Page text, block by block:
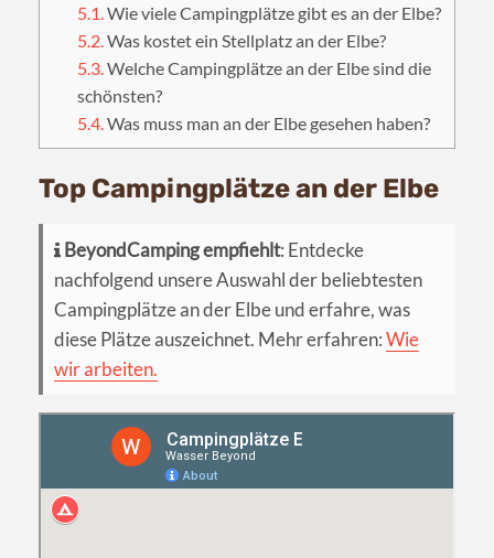
5.1.Wie viele Campingplätze gibt es an der Elbe?
5.2.Was kostet ein Stellplatz an der Elbe?
5.3.Welche Campingplätze an der Elbe sind die
schönsten?
5.4.Was muss man an der Elbe gesehen haben?
Top Campingplätze an der Elbe
BeyondCamping empfiehlt: Entdecke
nachfolgend unsere Auswahl der beliebtesten
Campingplätze an der Elbe und erfahre, was
diese Plätze auszeichnet. Mehr erfahren:Wie
wir arbeiten.